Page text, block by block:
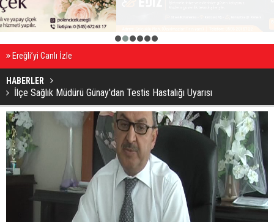
2 3 4 5 6
Ereğli’yi Canlı İzle
HABERLER
İlçe Sağlık Müdürü Günay'dan Testis Hastalığı Uyarısı